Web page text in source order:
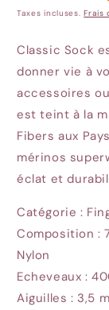
habituel
Taxes incluses.Frais
Classic Sock
donner vie à
accessoires
est teint à la
Fibers aux
mérinos
éclat et
Catégorie :
Composition :
Nylon
Echeveaux :
Aiguilles : 3,5